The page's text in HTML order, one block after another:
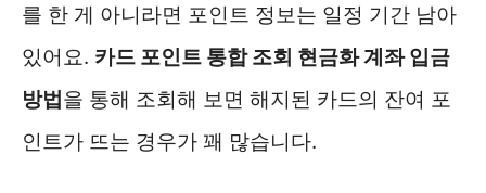
를 한 게 아니라면 포인트 정보는 일정 기간 남아
있어요. 카드 포인트 통합 조회 현금화 계좌 입금
방법 을 통해 조회해 보면 해지된 카드의 잔여 포
인트가 뜨는 경우가 꽤 많습니다.